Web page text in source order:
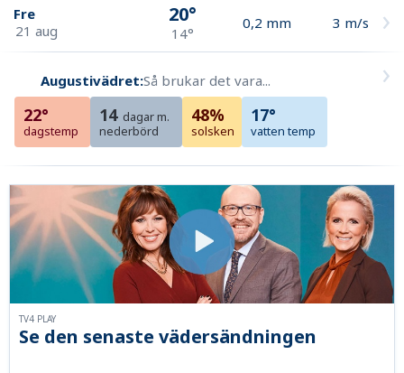
Fre
21 aug
20°
14°
0,2 mm 3 m/s
Augustivädret:Så brukar det vara...
22°
dagstemp
14 dagar m.
nederbörd
48%
solsken
17°
vatten temp
Se den senaste vädersändningen
TV4 PLAY